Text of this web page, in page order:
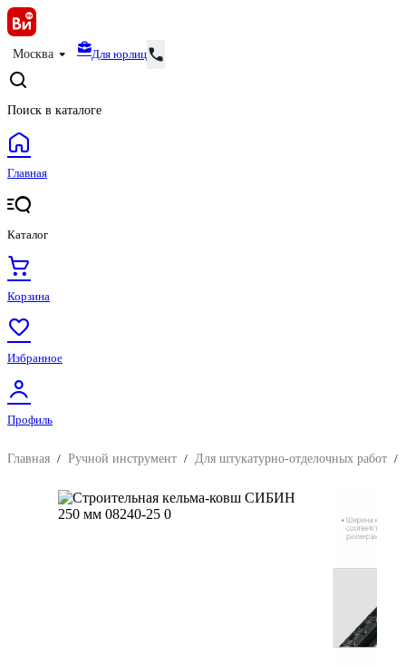
Москва Для юрлиц
Поиск в каталоге
Главная
Каталог
Корзина
Избранное
Профиль
Главная / Ручной инструмент / Для штукатурно-отделочных работ /